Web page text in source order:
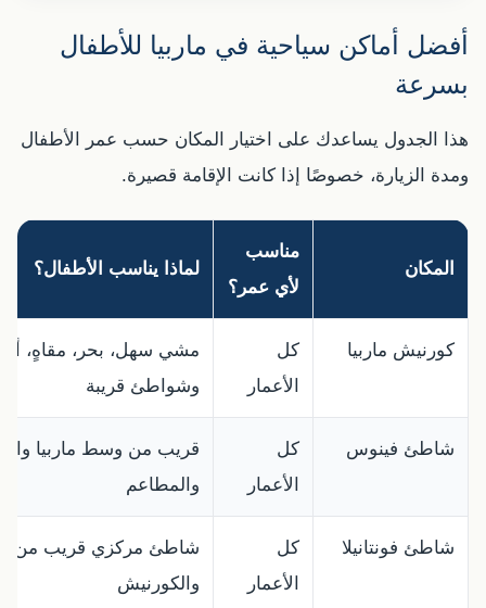
أفضل أماكن سياحية في ماربيا للأطفال
بسرعة
هذا الجدول يساعدك على اختيار المكان حسب عمر الأطفال
ومدة الزيارة، خصوصًا إذا كانت الإقامة قصيرة.
المكان
مناسب
لأي عمر؟
لماذا يناسب الأطفال؟
كورنيش ماربيا
كل
الأعمار
مشي سهل، بحر، مقاهٍ،
وشواطئ قريبة
شاطئ فينوس
كل
الأعمار
قريب من وسط ماربيا
والمطاعم
شاطئ فونتانيلا
كل
الأعمار
شاطئ مركزي قريب من
والكورنيش